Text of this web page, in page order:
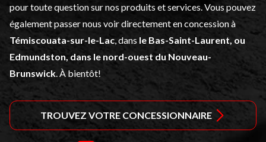
pour toute question sur nos produits et services. Vous pouvez
également passer nous voir directement en concession à
Témiscouata-sur-le-Lac , dans le Bas-Saint-Laurent, ou
Edmundston, dans le nord-ouest du Nouveau-
Brunswick . À bientôt!
TROUVEZ VOTRE CONCESSIONNAIRE